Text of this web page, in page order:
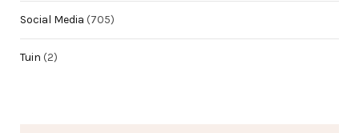
Social Media (705)
Tuin (2)